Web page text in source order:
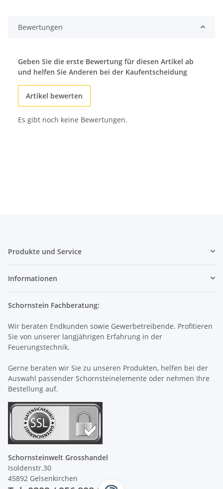
Bewertungen
Geben Sie die erste Bewertung für diesen Artikel ab
und helfen Sie Anderen bei der Kaufentscheidung
Artikel bewerten
Es gibt noch keine Bewertungen.
Produkte und Service
Informationen
Schornstein Fachberatung:
Wir beraten Endkunden sowie Gewerbetreibende. Profitieren
Sie von unserer langjährigen Erfahrung in der
Feuerungstechnik.
Gerne beraten wir Sie zu unseren Produkten, helfen bei der
Auswahl passender Schornsteinelemente oder nehmen Ihre
Bestellung auf.
Schornsteinwelt Grosshandel
Isoldenstr.30
45892 Gelsenkirchen